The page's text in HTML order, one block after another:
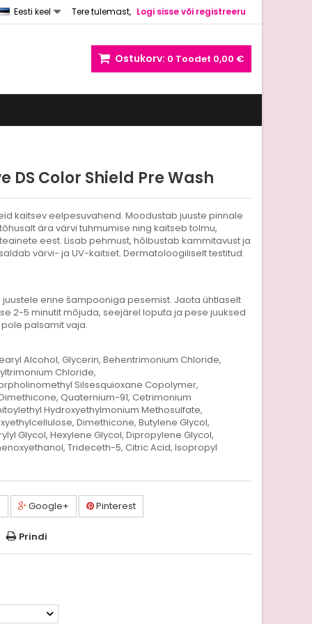
Tere tulemast, Logi sisse või registreeru
Eesti keel
Ostukorv: 0 Toodet 0,00 €
DS Color Shield Pre Wash
kaitsev eelpesuvahend. Moodustab juuste pinnale
ära värvi tuhmumise ning kaitseb tolmu,
eest. Lisab pehmust, hõlbustab kammitavust ja
värvi- ja UV-kaitset. Dermatoloogiliselt testitud.
juustele enne šampooniga pesemist. Jaota ühtlaselt
2-5 minutit mõjuda, seejärel loputa ja pese juuksed
palsamit vaja.
Alcohol, Glycerin, Behentrimonium Chloride,
Chloride,
Silsesquioxane Copolymer,
Quaternium-91, Cetrimonium
Hydroxyethylmonium Methosulfate,
Dimethicone, Butylene Glycol,
Glycol, Hexylene Glycol, Dipropylene Glycol,
Trideceth-5, Citric Acid, Isopropyl
Google+ Pinterest
Prindi